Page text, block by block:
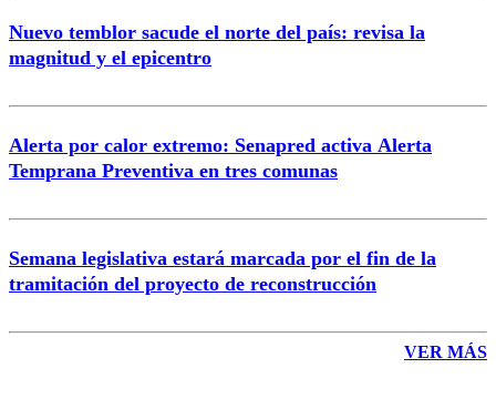
Nuevo temblor sacude el norte del país: revisa la
magnitud y el epicentro
Alerta por calor extremo: Senapred activa Alerta
Temprana Preventiva en tres comunas
Semana legislativa estará marcada por el fin de la
tramitación del proyecto de reconstrucción
VER MÁS